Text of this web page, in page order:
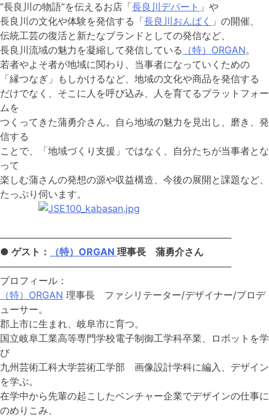
“長良川の物語”を伝えるお店「長良川デパート 」や
長良川の文化や体験を発信する「長良川おんぱく 」の開催、
伝統工芸の復活と新たなブランドとしての発信など、
長良川流域の魅力を凝縮して発信している （特）ORGAN。
若者やよそ者が地域に関わり、当事者になっていくための
「縁つなぎ」もしかけるなど、地域の文化や商品を発信する
だけでなく、そこに人を呼び込み、人を育てるプラットフォー
ムを
つくってきた蒲勇介さん。自ら地域の魅力を見出し、磨き、発
信する
ことで、「地域づくり支援」ではなく、自分たちが当事者とな
って
楽しむ蒲さんの発想の源や収益構造、今後の展開と課題など、
たっぷり伺います。
───────────────────────────────────
● ゲスト：
（特）ORGAN 理事長 蒲勇介さん
───────────────────────────────────
プロフィール：
（特）ORGAN 理事長 ファシリテーター/デザイナー/プロデ
ューサー。
郡上市に生まれ、岐阜市に育つ。
国立岐阜工業高等専門学校電子制御工学科卒業、ロボットを学
び
九州芸術工科大学芸術工学部 画像設計学科に編入、デザイン
を学ぶ。
在学中から先輩の起こしたベンチャー企業でデザインの仕事に
のめりこみ、